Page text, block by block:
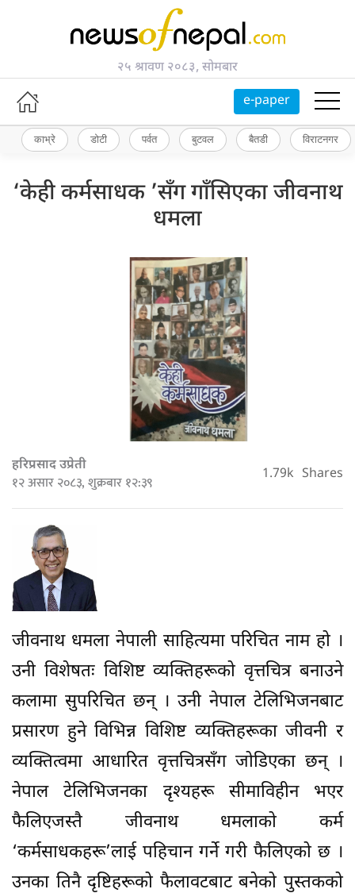
२५ श्रावण २०८३, सोमबार
e-paper
काभ्रे डोटी पर्वत बुटवल बैतडी विराटनगर
‘केही कर्मसाधक ’सँग गाँसिएका जीवनाथ
धमला
हरिप्रसाद उप्रेती
१२ असार २०८३, शुक्रबार १२:३९ 1.79k Shares
जीवनाथ धमला नेपाली साहित्यमा परिचित नाम हो ।
उनी विशेषतः विशिष्ट व्यक्तिहरूको वृत्तचित्र बनाउने
कलामा सुपरिचित छन् । उनी नेपाल टेलिभिजनबाट
प्रसारण हुने विभिन्न विशिष्ट व्यक्तिहरूका जीवनी र
व्यक्तित्वमा आधारित वृत्तचित्रसँग जोडिएका छन् ।
नेपाल टेलिभिजनका दृश्यहरू सीमाविहीन भएर
फैलिएजस्तै जीवनाथ धमलाको कर्म
‘कर्मसाधकहरू’लाई पहिचान गर्ने गरी फैलिएको छ ।
उनका तिनै दृष्टिहरूको फैलावटबाट बनेको पुस्तकको